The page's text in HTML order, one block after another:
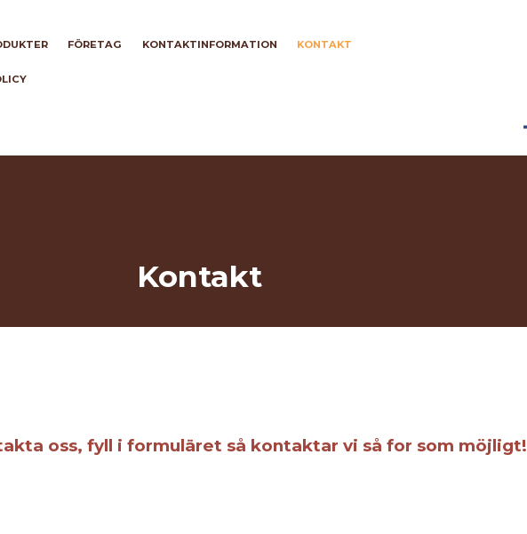
FÖRETAG KONTAKTINFORMATION KONTAKT
Kontakt
oss, fyll i formuläret så kontaktar vi så for som möjligt!